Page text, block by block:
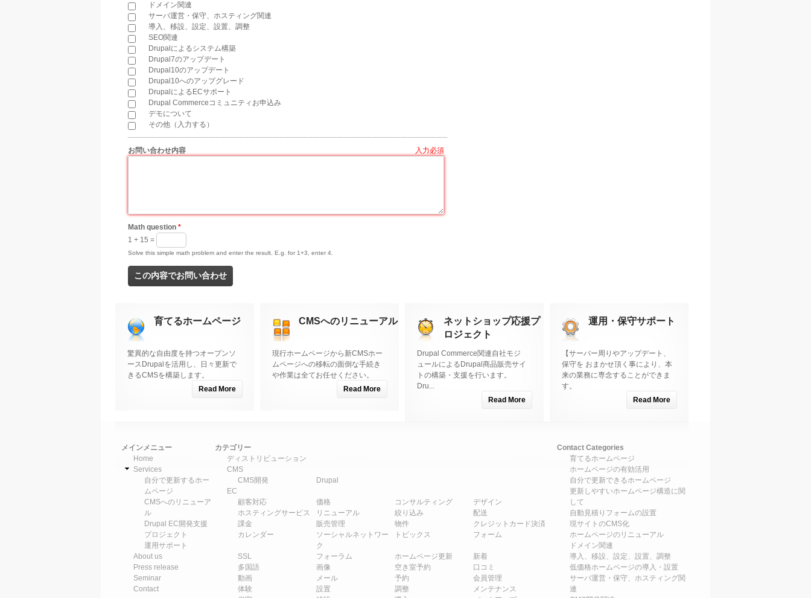
ドメイン関連
サーバ運営・保守、ホスティング関連
導入、移設、設定、設置、調整
SEO関連
Drupalによるシステム構築
Drupal7のアップデート
Drupal10のアップデート
Drupal10へのアップグレード
DrupalによるECサポート
Drupal Commerceコミュニティお申込み
デモについて
その他（入力する）
お問い合わせ内容
Math question *
1 + 15 =
Solve this simple math problem and enter the result. E.g. for 1+3, enter 4.
育てるホームページ
驚異的な自由度を持つオープンソ
ースDrupalを活用し、日々更新で
きるCMSを構築します。
Read More
CMSへのリニューアル
現行ホームページから新CMSホー
ムページへの移転の面倒な手続き
や作業は全てお任せください。
Read More
ネットショップ応援プ
ロジェクト
Drupal Commerce関連自社モジ
ュールによるDrupal商品販売サイ
トの構築・支援を行います。
Dru...
Read More
運用・保守サポート
【サーバー周りやアップデート、
保守を おまかせ頂く事により、本
来の業務に専念することができま
す。
Read More
メインメニュー
Home
Services
自分で更新するホー
ムページ
CMSへのリニューア
ル
Drupal EC開発支援
プロジェクト
運用サポート
About us
Press release
Seminar
Contact
カテゴリー
ディストリビューション
CMS
CMS開発
Drupal
EC
顧客対応
価格 コンサルティング
デザイン
ホスティングサービス
リニューアル 絞り込み
配送
課金
販売管理 物件
クレジットカード決済
カレンダー
ソーシャルネットワー
ク
トピックス フォーム
SSL フォーラム ホームページ更新
新着
多国語
画像 空き室予約
口コミ
動画
メール 予約
会員管理
体験
設置 調整
メンテナンス
Contact Categories
育てるホームページ
ホームページの有効活用
自分で更新できるホームページ
更新しやすいホームページ構造に関
して
自動見積りフォームの設置
現サイトのCMS化
ホームページのリニューアル
ドメイン関連
導入、移設、設定、設置、調整
低価格ホームページの導入・設置
サーバ運営・保守、ホスティング関
連